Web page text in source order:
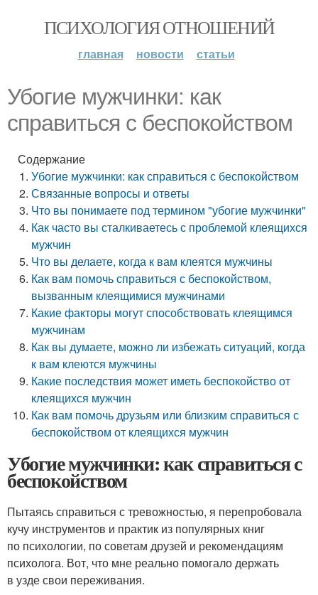
ПСИХОЛОГИЯ ОТНОШЕНИЙ
главная новости статьи
Убогие мужчинки: как
справиться с беспокойством
Содержание
Убогие мужчинки: как справиться с беспокойством
Связанные вопросы и ответы
Что вы понимаете под термином "убогие мужчинки"
Как часто вы сталкиваетесь с проблемой клеящихся
мужчин
Что вы делаете, когда к вам клеятся мужчины
Как вам помочь справиться с беспокойством,
вызванным клеящимися мужчинами
Какие факторы могут способствовать клеящимся
мужчинам
Как вы думаете, можно ли избежать ситуаций, когда
к вам клеются мужчины
Какие последствия может иметь беспокойство от
клеящихся мужчин
Как вам помочь друзьям или близким справиться с
беспокойством от клеящихся мужчин
Убогие мужчинки: как справиться с
беспокойством
Пытаясь справиться с тревожностью, я перепробовала
кучу инструментов и практик из популярных книг
по психологии, по советам друзей и рекомендациям
психолога. Вот, что мне реально помогало держать
в узде свои переживания.